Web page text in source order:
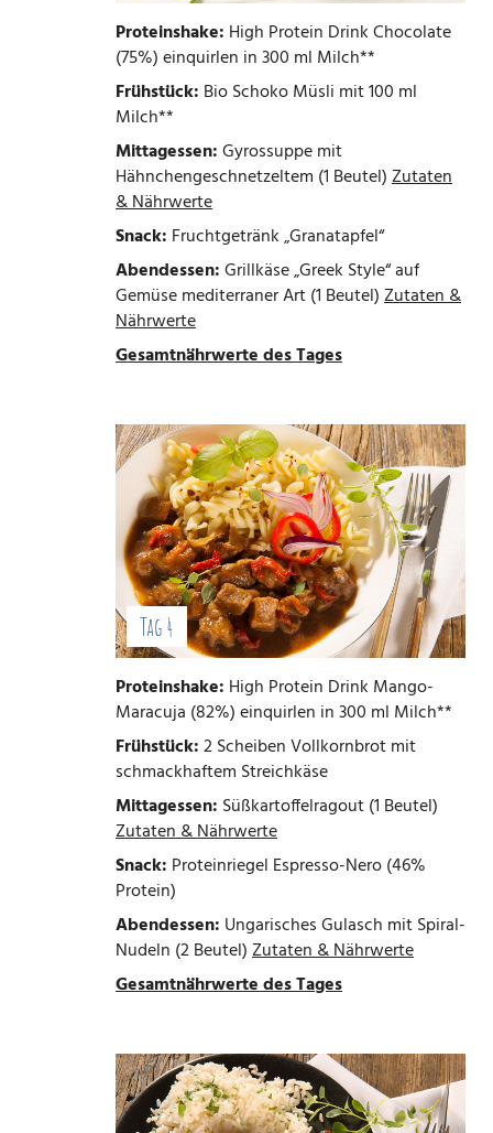
Proteinshake: High Protein Drink Chocolate
(75%) einquirlen in 300 ml Milch**
Frühstück: Bio Schoko Müsli mit 100 ml
Milch**
Mittagessen:Gyrossuppe mit
Hähnchengeschnetzeltem (1 Beutel)Zutaten
& Nährwerte
Snack: Fruchtgetränk „Granatapfel“
Abendessen:Grillkäse „Greek Style“ auf
Gemüse mediterraner Art (1 Beutel)Zutaten &
Nährwerte
Gesamtnährwerte des Tages
Tag 4
Proteinshake: High Protein Drink Mango-
Maracuja (82%) einquirlen in 300 ml Milch**
Frühstück:2 Scheiben Vollkornbrot mit
schmackhaftem Streichkäse
Mittagessen: Süßkartoffelragout (1 Beutel)
Zutaten & Nährwerte
Snack: Proteinriegel Espresso-Nero (46%
Protein)
Abendessen: Ungarisches Gulasch mit Spiral-
Nudeln (2 Beutel)Zutaten & Nährwerte
Gesamtnährwerte des Tages